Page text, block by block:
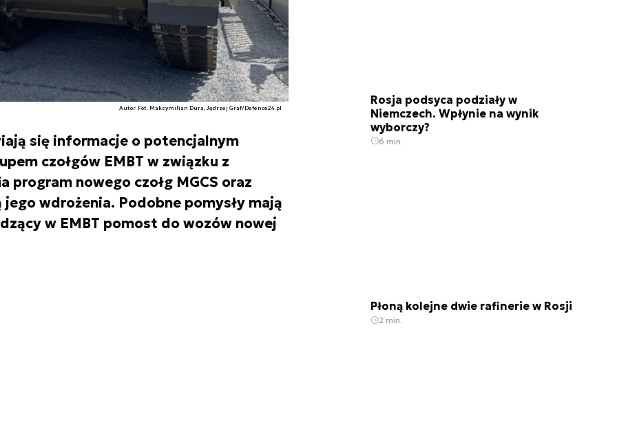
Autor. Fot. Maksymilian Dura, Jędrzej Graf/Defence24.pl
się informacje o potencjalnym
czołgów EMBT w związku z
nowego czołg MGCS oraz
wdrożenia. Podobne pomysły mają
w EMBT pomost do wozów nowej
Rosja podsyca podziały w
Niemczech. Wpłynie na wynik
wyborczy?
6 min.
Płoną kolejne dwie rafinerie w Rosji
2 min.